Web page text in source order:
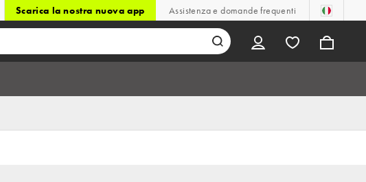
Scarica la nostra nuova app Assistenza e domande frequenti